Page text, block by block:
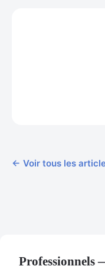
← Voir tous les
Professionnels